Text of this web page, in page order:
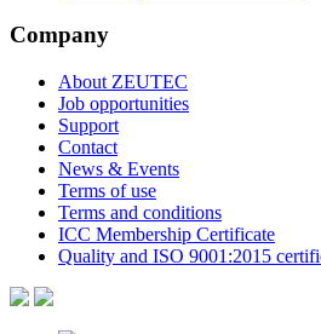
Company
About ZEUTEC
Job opportunities
Support
Contact
News & Events
Terms of use
Terms and conditions
ICC Membership Certificate
Quality and ISO 9001:2015